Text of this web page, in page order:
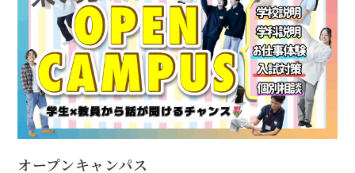
オープンキャンパス